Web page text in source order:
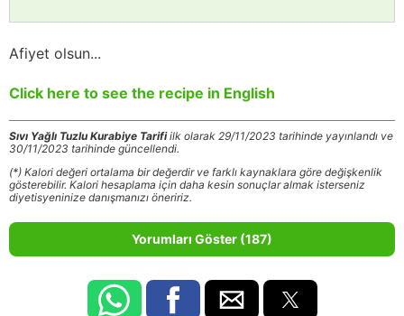
Afiyet olsun...
Click here to see the recipe in English
Sıvı Yağlı Tuzlu Kurabiye Tarifiilk olarak 29/11/2023 tarihinde yayınlandı ve
30/11/2023 tarihinde güncellendi.
(*) Kalori değeri ortalama bir değerdir ve farklı kaynaklara göre değişkenlik
gösterebilir. Kalori hesaplama için daha kesin sonuçlar almak isterseniz
diyetisyeninize danışmanızı öneririz.
Yorumları Göster (187)